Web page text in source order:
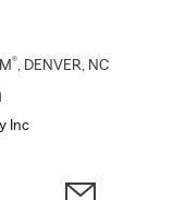
®, DENVER, NC
Inc